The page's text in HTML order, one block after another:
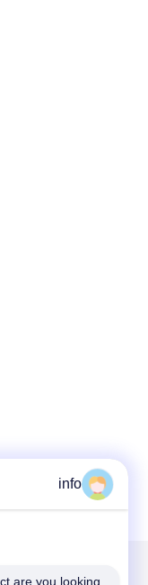
info
are you looking